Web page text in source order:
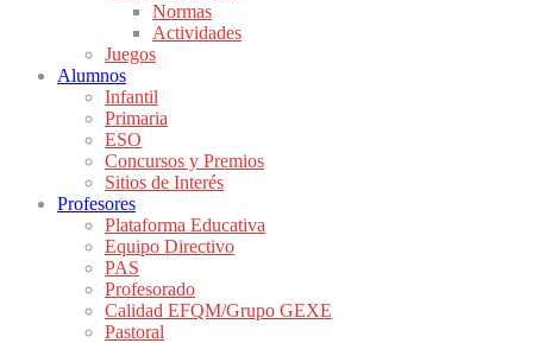
Normas
Actividades
Juegos
Alumnos
Infantil
Primaria
ESO
Concursos y Premios
Sitios de Interés
Profesores
Plataforma Educativa
Equipo Directivo
PAS
Profesorado
Calidad EFQM/Grupo GEXE
Pastoral